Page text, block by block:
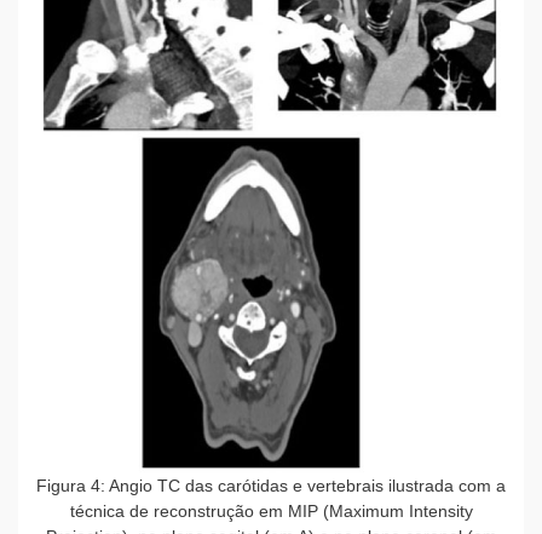
Figura 4: Angio TC das carótidas e vertebrais ilustrada com a
técnica de reconstrução em MIP (Maximum Intensity